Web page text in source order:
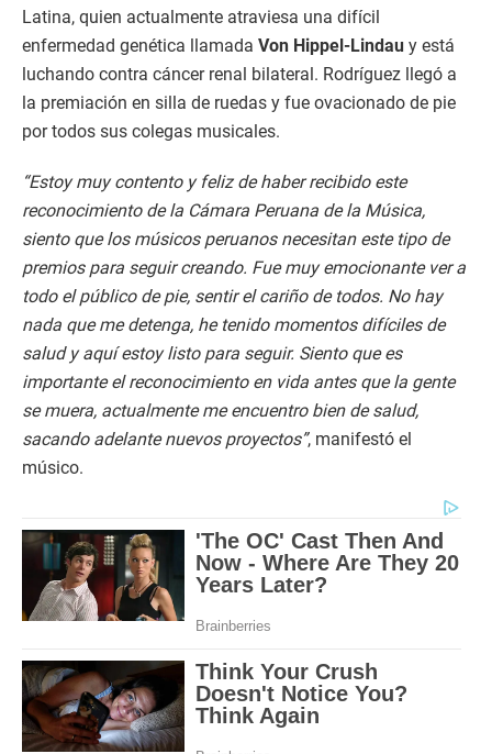
Latina, quien actualmente atraviesa una difícil
enfermedad genética llamada Von Hippel-Lindau y está
luchando contra cáncer renal bilateral. Rodríguez llegó a
la premiación en silla de ruedas y fue ovacionado de pie
por todos sus colegas musicales.
“Estoy muy contento y feliz de haber recibido este
reconocimiento de la Cámara Peruana de la Música,
siento que los músicos peruanos necesitan este tipo de
premios para seguir creando. Fue muy emocionante ver a
todo el público de pie, sentir el cariño de todos. No hay
nada que me detenga, he tenido momentos difíciles de
salud y aquí estoy listo para seguir. Siento que es
importante el reconocimiento en vida antes que la gente
se muera, actualmente me encuentro bien de salud,
sacando adelante nuevos proyectos”, manifestó el
músico.